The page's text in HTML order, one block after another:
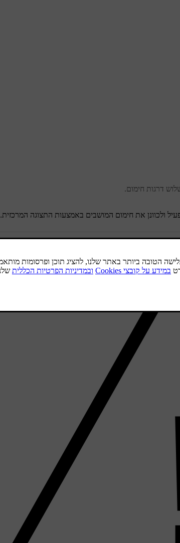
דרגות חימום.
ולכוונן את חימום המושבים באמצעות התצוגה המרכזית.